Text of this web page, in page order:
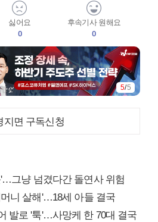
싫어요
0
후속기사 원해요
0
5/5
지면 구독신청
그냥 넘겼다간 돌연사 위험
니 살해'…18세 아들 결국
발로 '툭'…사망케 한 70대 결국